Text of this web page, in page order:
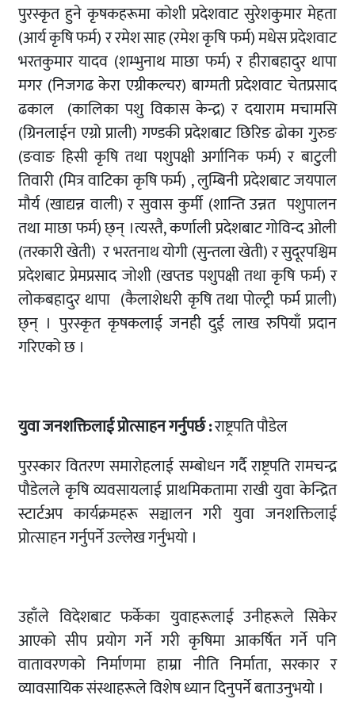
पुरस्कृत हुने कृषकहरूमा कोशी प्रदेशवाट सुरेशकुमार मेहता
(आर्य कृषि फर्म) र रमेश साह (रमेश कृषि फर्म) मधेस प्रदेशवाट
भरतकुमार यादव (शम्भुनाथ माछा फर्म) र हीराबहादुर थापा
मगर (निजगढ केरा एग्रीकल्चर) बाग्मती प्रदेशवाट चेतप्रसाद
ढकाल (कालिका पशु विकास केन्द्र) र दयाराम मचामसि
(ग्रिनलाईन एग्रो प्राली) गण्डकी प्रदेशबाट छिरिङ ढोका गुरुङ
(ङवाङ हिसी कृषि तथा पशुपक्षी अर्गानिक फर्म) र बाटुली
तिवारी (मित्र वाटिका कृषि फर्म) , लुम्बिनी प्रदेशबाट जयपाल
मौर्य (खाद्यन्न वाली) र सुवास कुर्मी (शान्ति उन्नत पशुपालन
तथा माछा फर्म) छ्न् ।त्यस्तै, कर्णाली प्रदेशबाट गोविन्द ओली
(तरकारी खेती) र भरतनाथ योगी (सुन्तला खेती) र सुदूरपश्चिम
प्रदेशबाट प्रेमप्रसाद जोशी (खप्तड पशुपक्षी तथा कृषि फर्म) र
लोकबहादुर थापा (कैलाशेधरी कृषि तथा पोल्ट्री फर्म प्राली)
छ्न् । पुरस्कृत कृषकलाई जनही दुई लाख रुपियाँ प्रदान
गरिएको छ ।
युवा जनशक्तिलाई प्रोत्साहन गर्नुपर्छ :राष्ट्रपति पौडेल
पुरस्कार वितरण समारोहलाई सम्बोधन गर्दै राष्ट्रपति रामचन्द्र
पौडेलले कृषि व्यवसायलाई प्राथमिकतामा राखी युवा केन्द्रित
स्टार्टअप कार्यक्रमहरू सञ्चालन गरी युवा जनशक्तिलाई
प्रोत्साहन गर्नुपर्ने उल्लेख गर्नुभयो ।
उहाँले विदेशबाट फर्केका युवाहरूलाई उनीहरूले सिकेर
आएको सीप प्रयोग गर्ने गरी कृषिमा आकर्षित गर्ने पनि
वातावरणको निर्माणमा हाम्रा नीति निर्माता, सरकार र
व्यावसायिक संस्थाहरूले विशेष ध्यान दिनुपर्ने बताउनुभयो ।